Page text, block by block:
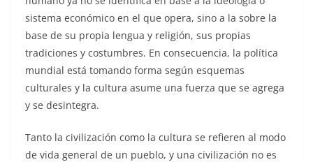
sistema económico en el que opera, sino a la sobre la
base de su propia lengua y religión, sus propias
tradiciones y costumbres. En consecuencia, la política
mundial está tomando forma según esquemas
culturales y la cultura asume una fuerza que se agrega
y se desintegra.
Tanto la civilización como la cultura se refieren al modo
de vida general de un pueblo, y una civilización no es